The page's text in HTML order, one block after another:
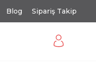
Blog Sipariş Takip